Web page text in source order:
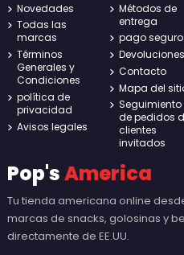
Novedades
Todas las
marcas
Términos
Generales y
Condiciones
política de
privacidad
Avisos legales
Métodos de
entrega
pago seguro
Devoluciones
Contacto
Mapa del
Seguimiento
de pedidos
clientes
invitados
Pop'sAmerica
Tu tienda americana online
marcas de snacks, golosinas y
directamente de EE.UU.